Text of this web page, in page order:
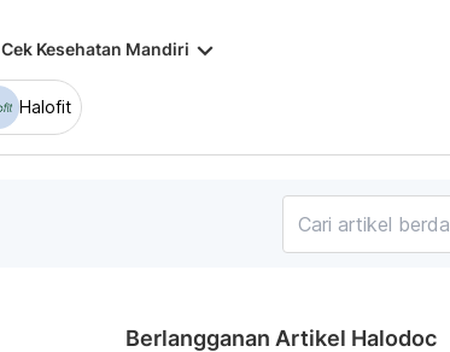
Cek Kesehatan Mandiri keyboard_arrow_down
Halofit
Berlangganan Artikel Halodoc